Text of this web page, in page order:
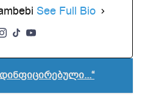
See Full Bio